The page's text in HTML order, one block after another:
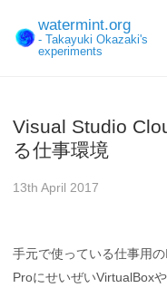
watermint.org
- Takayuki Okazaki's
experiments
Visual Studio
る仕事環境
13th April 2017
手元で使っている仕事用
ProにせいぜいVirtualBox